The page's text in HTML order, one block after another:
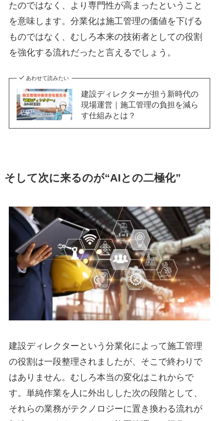
たのではなく、より専門性が高まったということ
を意味します。分業化は施工管理の価値を下げる
ものではなく、むしろ本来の技術者としての役割
を強化する流れだったと言えるでしょう。
あわせて読みたい
建設ディレクターが担う新時代の
現場運営｜施工管理の負担を減ら
す仕組みとは？
そして次に来るのが“AIとの二極化”
建設ディレクターという分業化によって施工管理
の役割は一段整理されましたが、そこで終わりで
はありません。むしろ本当の変化はこれからで
す。単純作業を人に外出しした次の段階として、
それらの業務がテクノロジーに置き換わる流れが